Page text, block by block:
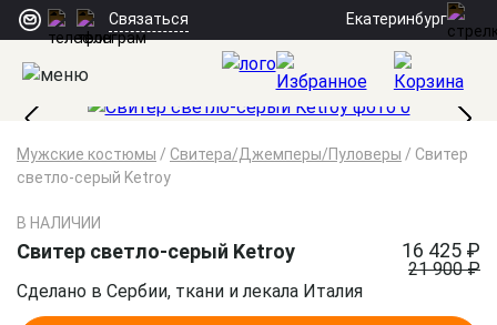
Связаться Екатеринбург
Мужские костюмы / Свитера/Джемперы/Пуловеры / Свитер
светло-серый Ketroy
В НАЛИЧИИ
Свитер светло-серый Ketroy 16 425 ₽
21 900 ₽
Сделано в Сербии, ткани и лекала Италия